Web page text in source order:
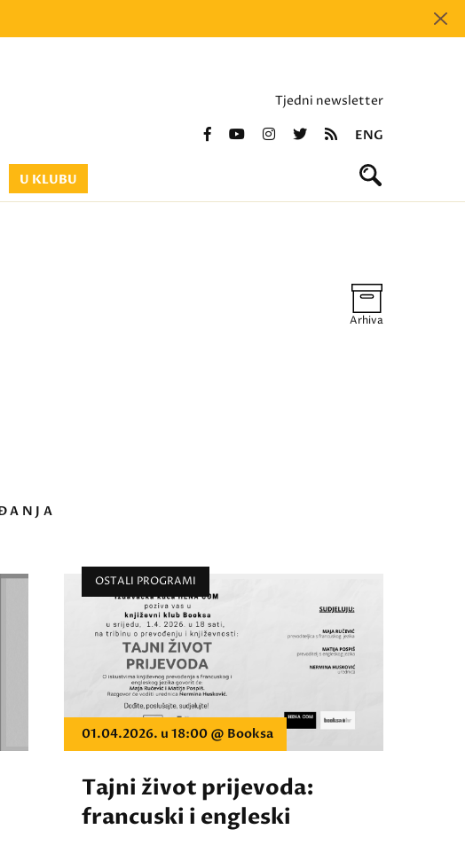
Tjedni newsletter
ENG
U KLUBU
Arhiva
OSTALI PROGRAMI
01.04.2026. u 18:00 @ Booksa
Tajni život prijevoda:
francuski i engleski